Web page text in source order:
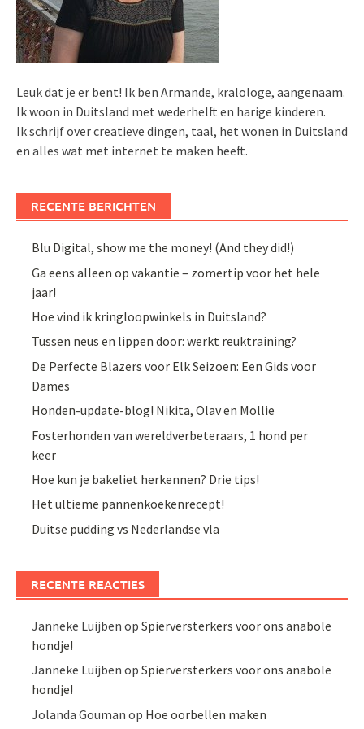
Leuk dat je er bent! Ik ben Armande, kralologe, aangenaam.
Ik woon in Duitsland met wederhelft en harige kinderen.
Ik schrijf over creatieve dingen, taal, het wonen in Duitsland
en alles wat met internet te maken heeft.
RECENTE BERICHTEN
Blu Digital, show me the money! (And they did!)
Ga eens alleen op vakantie – zomertip voor het hele
jaar!
Hoe vind ik kringloopwinkels in Duitsland?
Tussen neus en lippen door: werkt reuktraining?
De Perfecte Blazers voor Elk Seizoen: Een Gids voor
Dames
Honden-update-blog! Nikita, Olav en Mollie
Fosterhonden van wereldverbeteraars, 1 hond per
keer
Hoe kun je bakeliet herkennen? Drie tips!
Het ultieme pannenkoekenrecept!
Duitse pudding vs Nederlandse vla
RECENTE REACTIES
Janneke Luijben opSpierversterkers voor ons anabole
hondje!
Janneke Luijben opSpierversterkers voor ons anabole
hondje!
Jolanda Gouman op Hoe oorbellen maken